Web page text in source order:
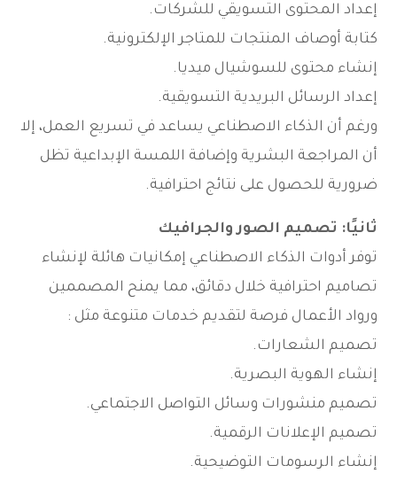
إعداد المحتوى التسويقي للشركات.
كتابة أوصاف المنتجات للمتاجر الإلكترونية.
إنشاء محتوى للسوشيال ميديا.
إعداد الرسائل البريدية التسويقية.
ورغم أن الذكاء الاصطناعي يساعد في تسريع العمل، إلا
أن المراجعة البشرية وإضافة اللمسة الإبداعية تظل
ضرورية للحصول على نتائج احترافية.
ثانيًا: تصميم الصور والجرافيك
توفر أدوات الذكاء الاصطناعي إمكانيات هائلة لإنشاء
تصاميم احترافية خلال دقائق، مما يمنح المصممين
ورواد الأعمال فرصة لتقديم خدمات متنوعة مثل :
تصميم الشعارات.
إنشاء الهوية البصرية.
تصميم منشورات وسائل التواصل الاجتماعي.
تصميم الإعلانات الرقمية.
إنشاء الرسومات التوضيحية.